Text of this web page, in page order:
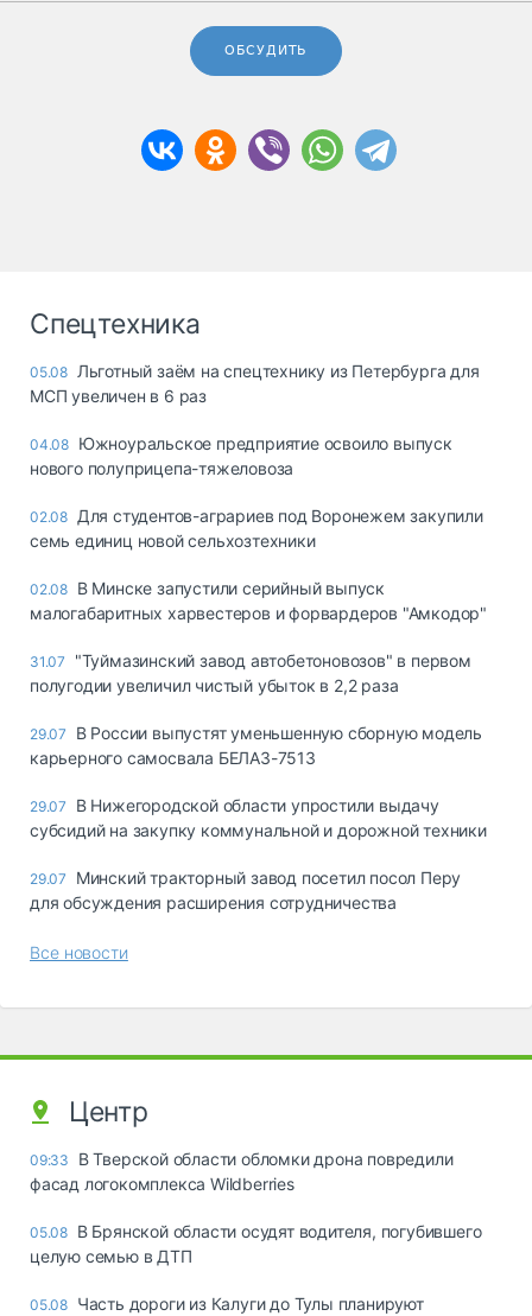
ОБСУДИТЬ
Спецтехника
05.08 Льготный заём на спецтехнику из Петербурга для
МСП увеличен в 6 раз
04.08 Южноуральское предприятие освоило выпуск
нового полуприцепа-тяжеловоза
02.08 Для студентов-аграриев под Воронежем закупили
семь единиц новой сельхозтехники
02.08 В Минске запустили серийный выпуск
малогабаритных харвестеров и форвардеров "Амкодор"
31.07
"Туймазинский завод автобетоновозов" в первом
полугодии увеличил чистый убыток в 2,2 раза
29.07
В России выпустят уменьшенную сборную модель
карьерного самосвала БЕЛАЗ-7513
29.07
В Нижегородской области упростили выдачу
субсидий на закупку коммунальной и дорожной техники
29.07
Минский тракторный завод посетил посол Перу
для обсуждения расширения сотрудничества
Все новости
Центр
09:33
В Тверской области обломки дрона повредили
фасад логокомплекса Wildberries
05.08 В Брянской области осудят водителя, погубившего
целую семью в ДТП
05.08 Часть дороги из Калуги до Тулы планируют